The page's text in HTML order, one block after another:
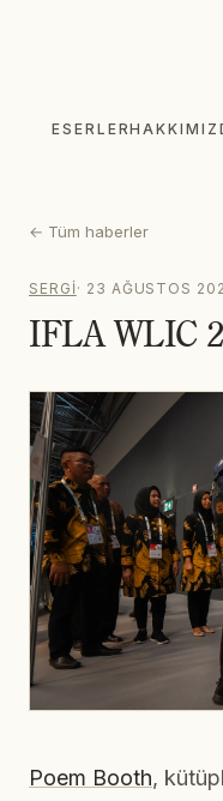
ESERLER
← Tüm haberler
SERGI · 23 AĞUSTOS
IFLA WLIC
Poem Booth,